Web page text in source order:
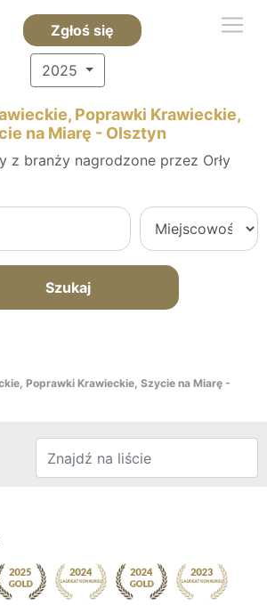
Zgłoś się
2025
Poprawki Krawieckie,
na Miarę - Olsztyn
z branży nagrodzone przez Orły
Szukaj
Poprawki Krawieckie, Szycie na Miarę -